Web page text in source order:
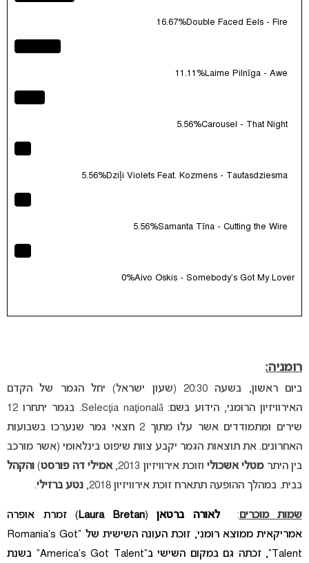
Double Faced Eels - Fire
16.67%
Laime Pilnīga - Awe
11.11%
Carousel - That Night
5.56%
Dziļi Violets Feat. Kozmens - Tautasdziesma
5.56%
Samanta Tīna - Cutting the Wire
5.56%
Aivo Oskis - Somebody's Got My Lover
0%
רומניה:
ביום ראשון, בשעה 20:30 (שעון ישראל) יחל הגמר של הקדם
האירוויזיון הרומני, הידוע בשם: Selecţia naţională. בגמר יתחרו 12
שירים ומתמודדים אשר עלו מתוך 2 חצאי גמר שנערכו בשבועות
האחרונים. את תוצאות הגמר יקבע צוות שיפוט בינלאומי (אשר מורכב
בין היתר מטלי אשכוליוזוכת אירוויזיון 2013, אמילי דה פורסט) והקהל
בבית. במהלך ההופעה תתארח זוכת אירוויזיון 2018,
נטע ברזילי.
שמות מוכרים: לאורה ברטאן(
Laura Bretan) זמרת אופרה
אמריקאית ממוצא רומני, זוכת העונה השישית של “Romania’s Got
Talent”, זכתה גם במקום השישי ב”America’s Got Talent” בשנת